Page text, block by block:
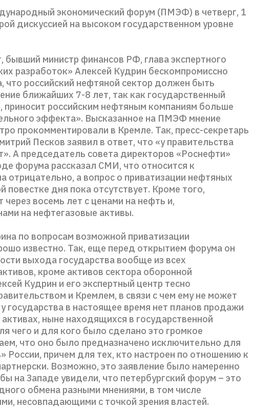
экономический форум (ПМЭФ) в четверг, 1
дискуссией на высоком государственном уровне
бывший министр финансов РФ, глава экспертного
разработок» Алексей Кудрин бескомпромиссно
что российский нефтяной сектор должен быть
ближайших 7-8 лет, так как государственный
приносит российским нефтяным компаниям больше
эффекта». Высказанное на ПМЭФ мнение
прокомментировали в Кремле. Так, пресс-секретарь
Песков заявил в ответ, что «у правительства
А председатель совета директоров «Роснефти»
форума рассказал СМИ, что относится к
отрицательно, а вопрос о приватизации нефтяных
повестке дня пока отсутствует. Кроме того,
через восемь лет с ценами на нефть и,
на нефтегазовые активы.
по вопросам возможной приватизации
известно. Так, еще перед открытием форума он
выхода государства вообще из всех
кроме активов сектора оборонной
Кудрин и его экспертный центр тесно
и Кремлем, в связи с чем ему не может
государства в настоящее время нет планов продажи
ныне находящихся в государственной
чего и для кого было сделано это громкое
что оно было предназначено исключительно для
России, причем для тех, кто настроен по отношению к
Возможно, это заявление было намеренно
на Западе увидели, что петербургский форум – это
обмена разными мнениями, в том числе
несовпадающими с точкой зрения властей.